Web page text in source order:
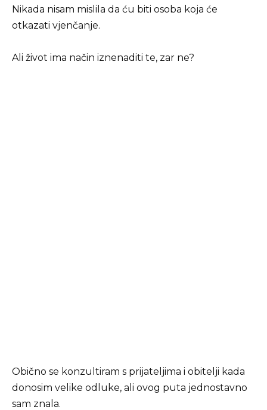
Nikada nisam mislila da ću biti osoba koja će
otkazati vjenčanje.
Ali život ima način iznenaditi te, zar ne?
Obično se konzultiram s prijateljima i obitelji kada
donosim velike odluke, ali ovog puta jednostavno
sam znala.